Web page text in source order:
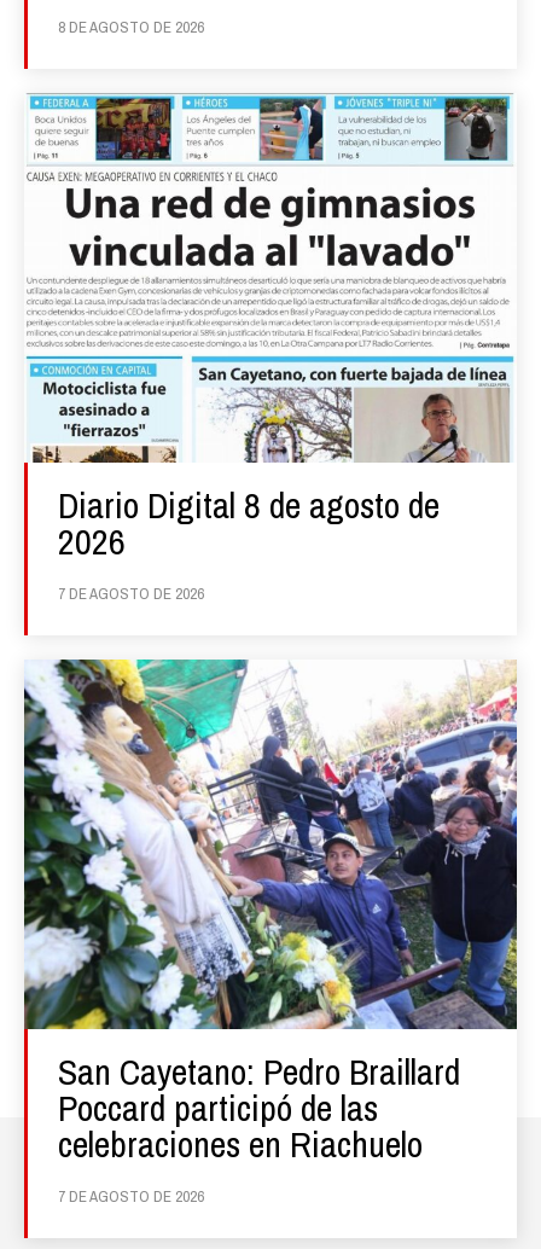
8 DE AGOSTO DE 2026
Diario Digital 8 de agosto de
2026
7 DE AGOSTO DE 2026
San Cayetano: Pedro Braillard
Poccard participó de las
celebraciones en Riachuelo
7 DE AGOSTO DE 2026